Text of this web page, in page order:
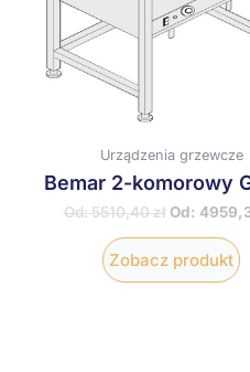
Urządzenia grzewcze
Bemar 2-komorowy
Od:5510,40zł Od:
Zobacz produkt